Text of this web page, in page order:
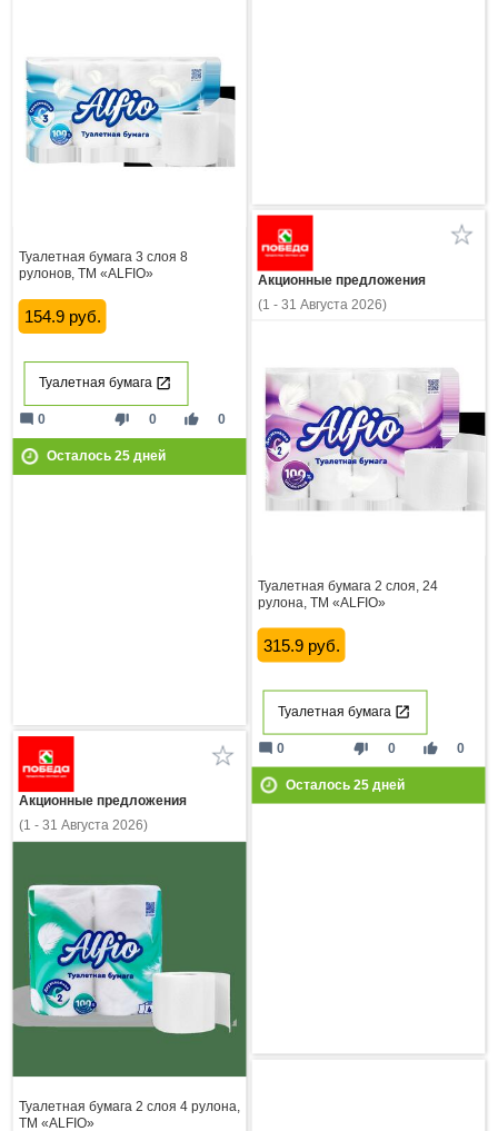
Туалетная бумага 3 слоя 8
рулонов, ТМ «ALFIO»
154.9 руб.
Туалетная бумага
thumb_down 0 thumb_up 0
mode_comment 0
Осталось 25дней
Акционные предложения
(1 - 31 Августа 2026)
Туалетная бумага 2 слоя, 24
рулона, ТМ «ALFIO»
315.9 руб.
Туалетная бумага
thumb_down 0 thumb_up 0
mode_comment 0
Осталось 25дней
Акционные предложения
(1 - 31 Августа 2026)
Туалетная бумага 2 слоя 4 рулона,
ТМ «ALFIO»